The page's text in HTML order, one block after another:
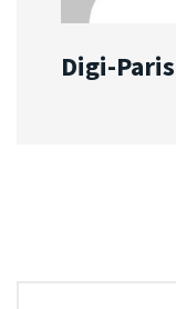
Digi-Paris